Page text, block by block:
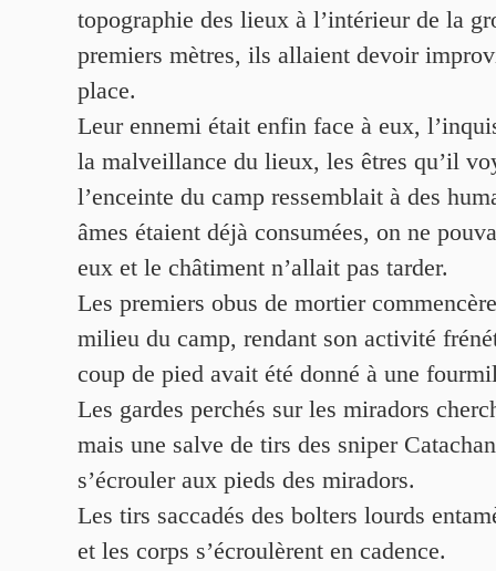
topographie des lieux à l’intérieur de la
premiers mètres, ils allaient devoir
place.
Leur ennemi était enfin face à eux,
la malveillance du lieux, les êtres qu’il
l’enceinte du camp ressemblait à des
âmes étaient déjà consumées, on ne
eux et le châtiment n’allait pas tarder.
Les premiers obus de mortier
milieu du camp, rendant son activité
coup de pied avait été donné à une
Les gardes perchés sur les miradors
mais une salve de tirs des sniper
s’écrouler aux pieds des miradors.
Les tirs saccadés des bolters lourds
et les corps s’écroulèrent en cadence.